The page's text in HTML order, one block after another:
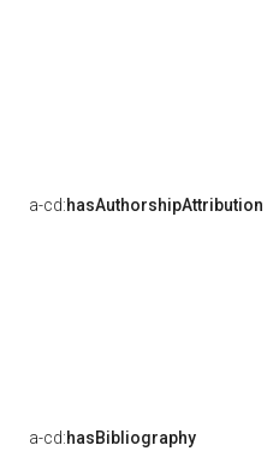
a-cd:hasAuthorshipAttribution
a-cd:hasBibliography